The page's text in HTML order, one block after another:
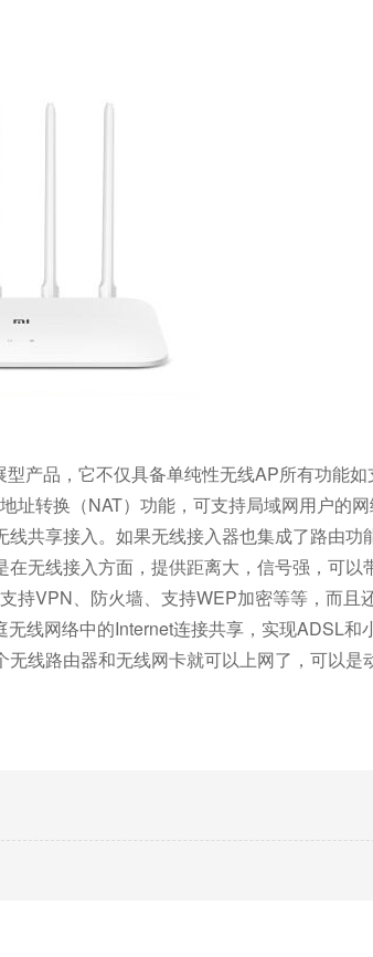
产品，它不仅具备单纯性无线AP所有功能
转换（NAT）功能，可支持局域网用户的
共享接入。如果无线接入器也集成了路由功
无线接入方面，提供距离大，信号强，可以
VPN、防火墙、支持WEP加密等等，而且
线网络中的Internet连接共享，实现ADSL和
线路由器和无线网卡就可以上网了，可以是